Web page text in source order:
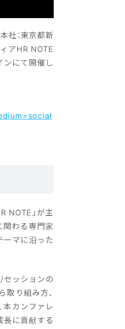
社：東京都新
アHR NOTE
ンにて開催し
NOTE」が主
関わる専門家
ーマに沿った
/セッションの
り組み方、
本カンファレ
長に貢献する